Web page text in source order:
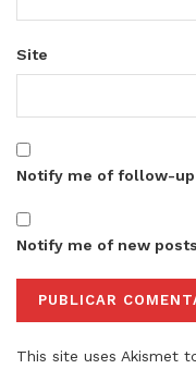
Site
Notify me of follow-
Notify me of new
This site uses Akismet